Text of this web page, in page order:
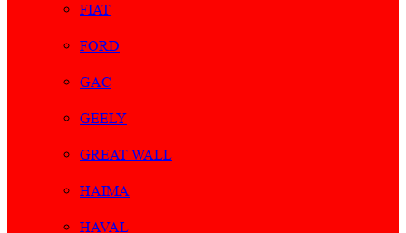
FIAT
FORD
GAC
GEELY
GREAT WALL
HAIMA
HAVAL